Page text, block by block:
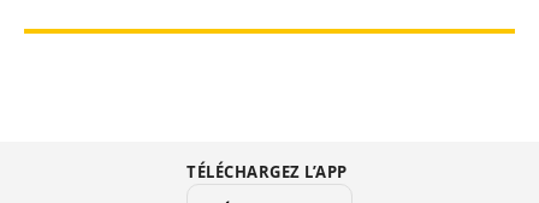
TÉLÉCHARGEZ L’APP